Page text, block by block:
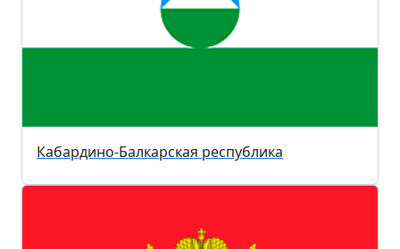
Кабардино-Балкарская республика